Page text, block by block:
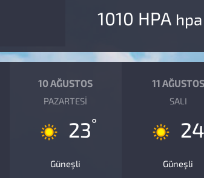
1010 HPA hpa
10 AĞUSTOS
PAZARTESI
23°
Güneşli
11 AĞUSTOS
SALI
24
Güneşli